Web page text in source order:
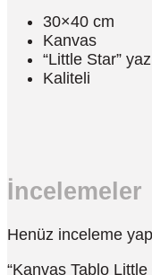
30×40 cm
Kanvas
“Little Star”
Kaliteli
İncelemeler
Henüz inceleme
“Kanvas Tablo